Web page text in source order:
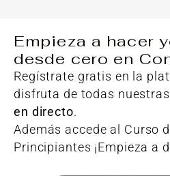
Empieza a hacer
desde cero en
Regístrate gratis en la
disfruta de todas nuestras
en directo.
Además accede al Curso
Principiantes ¡Empieza a